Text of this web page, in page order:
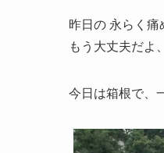
昨日の 永らく痛
もう大丈夫だよ
今日は箱根で、